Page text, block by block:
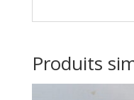
Produits